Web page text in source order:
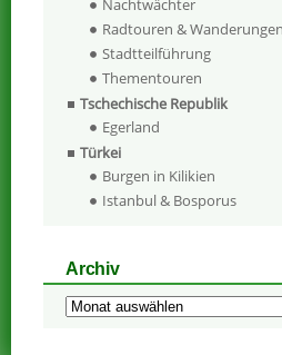
Nachtwächter
Radtouren & Wanderungen
Stadtteilführung
Thementouren
Tschechische Republik
Egerland
Türkei
Burgen in Kilikien
Istanbul & Bosporus
Archiv
Archiv